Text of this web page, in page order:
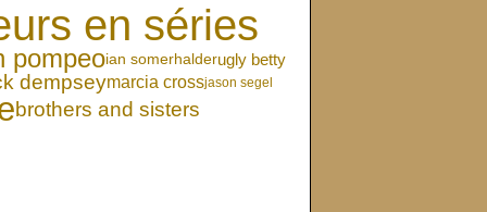
en séries
pompeoian somerhalderugly betty
dempseymarcia crossjason segel
brothers and sisters